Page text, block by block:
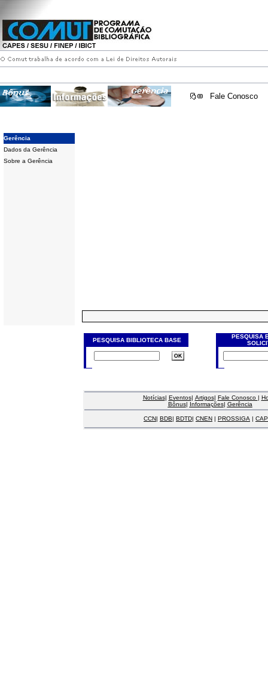
Fale Conosco
Gerência
Dados da Gerência
Sobre a Gerência
PESQUISA BIBLIOTECA BASE
PESQUISA
Notícias| Eventos| Artigos| Fale Conosco |
Bônus| Informações| Gerência
CCN| BDB| BDTD| CNEN | PROSSIGA |